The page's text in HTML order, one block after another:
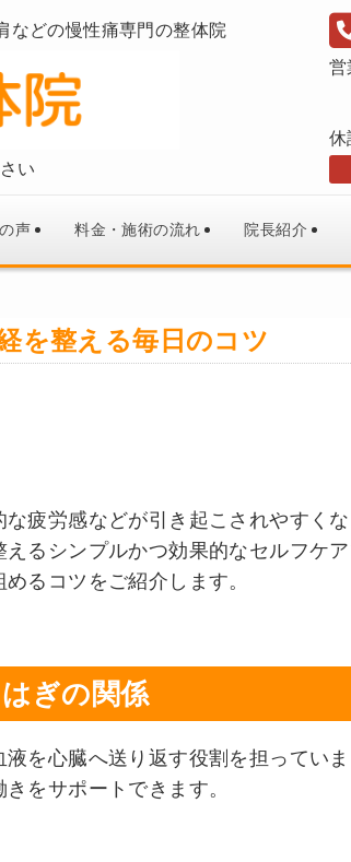
などの慢性痛専門の整体院
い
営
休
声 料金・施術の流れ 院長紹介
を整える毎日のコツ
疲労感などが引き起こされやすく
るシンプルかつ効果的なセルフケ
るコツをご紹介します。
ぎの関係
を心臓へ送り返す役割を担っていま
をサポートできます。